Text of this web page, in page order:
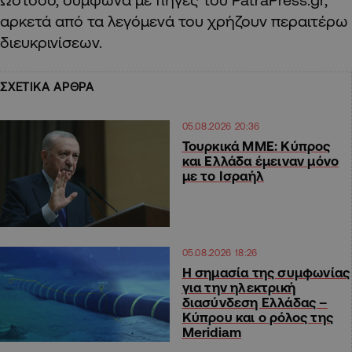
αρκετά από τα λεγόμενά του χρήζουν περαιτέρω
διευκρινίσεων.
ΣΧΕΤΙΚΑ ΑΡΘΡΑ
05.08.2026 20:36
Τουρκικά ΜΜΕ: Κύπρος
και Ελλάδα έμειναν μόνο
με το Ισραήλ
05.08.2026 18:26
H σημασία της συμφωνίας
για την ηλεκτρική
διασύνδεση Ελλάδας –
Κύπρου και ο ρόλος της
Meridiam